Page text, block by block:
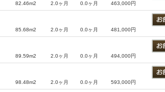
82.46m2 2.0ヶ月 0.0ヶ月 463,000円
85.68m2 2.0ヶ月 0.0ヶ月 481,000円
89.59m2 2.0ヶ月 0.0ヶ月 494,000円
98.48m2 2.0ヶ月 0.0ヶ月 593,000円